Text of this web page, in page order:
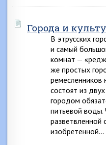
Города и
В этрусских
и самый
комнат —
же простых
ремесленников
состоят из
городом
питьевой воды.
разветвленной
изобретенной…